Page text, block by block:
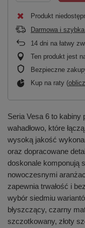
Produkt
Darmowa i
14 dni na łatwy
Ten produkt jest
Bezpieczne
Kup na raty (
Seria Vesa 6 to
wahadłowo, które
wysoką jakość
oraz dopracowane
doskonale komponują
nowoczesnymi
zapewnia trwałość i
wybór siedmiu
błyszczący, czarny
szczotkowany, złoty